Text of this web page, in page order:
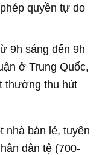
quyền tự do
9h sáng đến 9h
ở Trung Quốc,
thường thu hút
nhà bán lẻ, tuyên
dân tệ (700-